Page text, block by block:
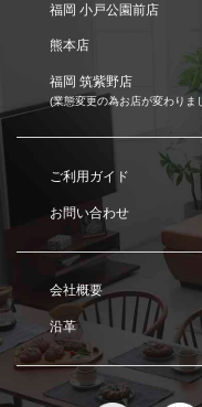
福岡 小戸公園前店
熊本店
福岡 筑紫野店
(業態変更の為お店が変わりま
ご利用ガイド
お問い合わせ
会社概要
沿革